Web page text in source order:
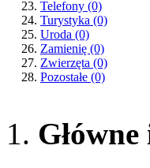
Telefony (0)
Turystyka (0)
Uroda (0)
Zamienię (0)
Zwierzęta (0)
Pozostałe (0)